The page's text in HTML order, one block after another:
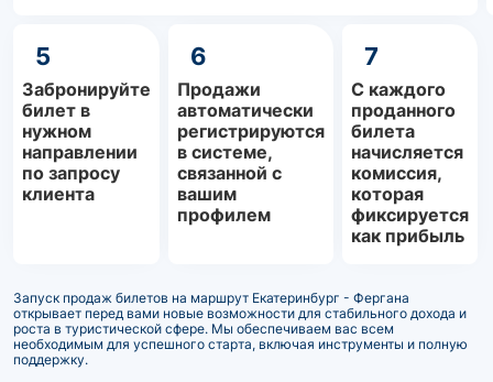
5
Забронируйте
билет в
нужном
направлении
по запросу
клиента
6
Продажи
автоматически
регистрируются
в системе,
связанной с
вашим
профилем
7
С каждого
проданного
билета
начисляется
комиссия,
которая
фиксируется
как прибыль
Запуск продаж билетов на маршрут Екатеринбург - Фергана
открывает перед вами новые возможности для стабильного дохода и
роста в туристической сфере. Мы обеспечиваем вас всем
необходимым для успешного старта, включая инструменты и полную
поддержку.